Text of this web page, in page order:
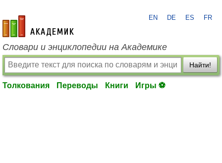
academic.ru
EN DE ES FR
Словари и энциклопедии на Академике
Найти!
Толкования Переводы Книги Игры ⚽